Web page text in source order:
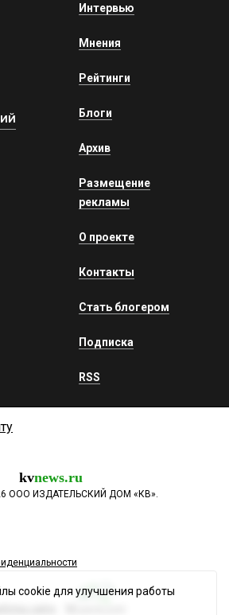
Интервью
Мнения
Рейтинги
Блоги
Архив
Размещение
рекламы
О проекте
Контакты
Стать блогером
Подписка
RSS
kvnews.ru
ООО ИЗДАТЕЛЬСКИЙ ДОМ «КВ».
сайта
cookie для улучшения работы